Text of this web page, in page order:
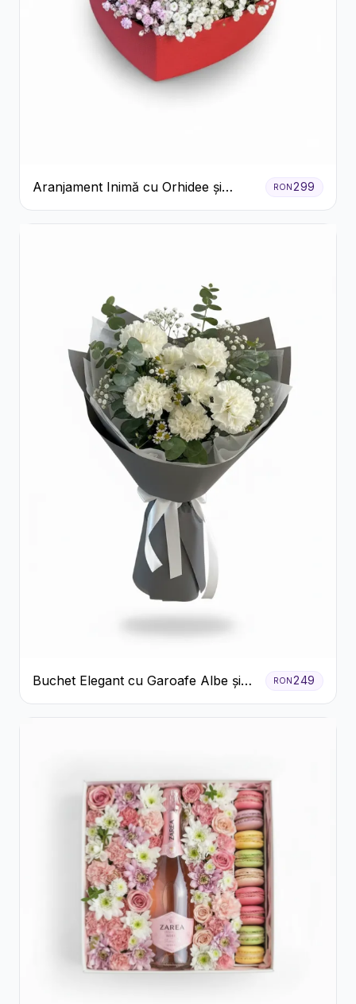
Aranjament Inimă cu Orhidee și
Floarea Miresei
RON299
Buchet Elegant cu Garoafe Albe și
Eucalipt
RON249